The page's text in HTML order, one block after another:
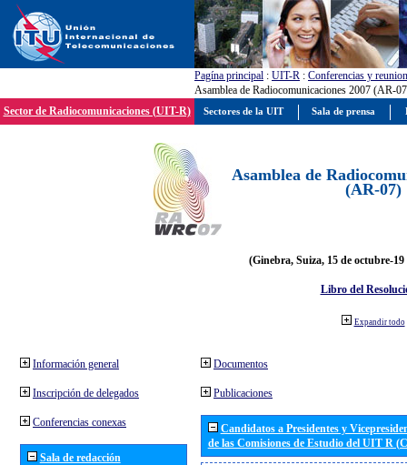
Pagína principal : UIT-R : Conferencias y
Asamblea de Radiocomunicaciones 2007 (AR-
Sector de Radiocomunicaciones (UIT-R)
Asamblea de
(AR-07)
(Ginebra, Suiza, 15 de octubre-19
Libro del
Expandir todo
Información general
Inscripción de delegados
Conferencias conexas
Sala de redacción
Documentos
Publicaciones
Candidatos a Presidentes y
de las Comisiones de Estudio del UIT R
Sectores de la UIT Sala de prensa